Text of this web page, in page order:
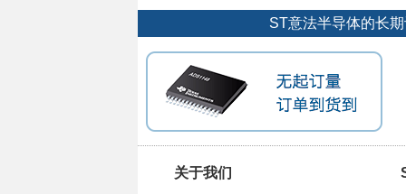
ST意法半导体的长
关于我们